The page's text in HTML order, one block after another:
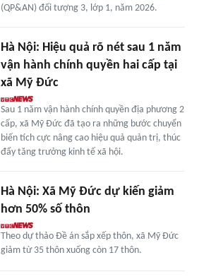
(QP&AN) đối tượng 3, lớp 1, năm 2026.
Hà Nội: Hiệu quả rõ nét sau 1 năm
vận hành chính quyền hai cấp tại
xã Mỹ Đức
Sau 1 năm vận hành chính quyền địa phương 2
cấp, xã Mỹ Đức đã tạo ra những bước chuyển
biến tích cực nâng cao hiệu quả quản trị, thúc
đẩy tăng trưởng kinh tế xã hội.
Hà Nội: Xã Mỹ Đức dự kiến giảm
hơn 50% số thôn
Theo dự thảo Đề án sắp xếp thôn, xã Mỹ Đức
giảm từ 35 thôn xuống còn 17 thôn.